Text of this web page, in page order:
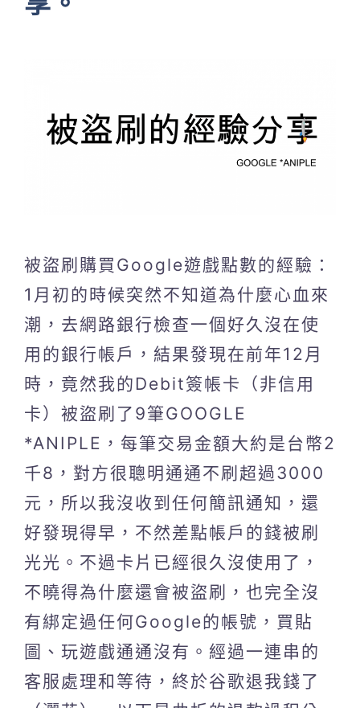
被盜刷購買Google遊戲點數的經驗：
1月初的時候突然不知道為什麼心血來
潮，去網路銀行檢查一個好久沒在使
用的銀行帳戶，結果發現在前年12月
時，竟然我的Debit簽帳卡（非信用
卡）被盜刷了9筆GOOGLE
*ANIPLE，每筆交易金額大約是台幣2
千8，對方很聰明通通不刷超過3000
元，所以我沒收到任何簡訊通知，還
好發現得早，不然差點帳戶的錢被刷
光光。不過卡片已經很久沒使用了，
不曉得為什麼還會被盜刷，也完全沒
有綁定過任何Google的帳號，買貼
圖、玩遊戲通通沒有。經過一連串的
客服處理和等待，終於谷歌退我錢了